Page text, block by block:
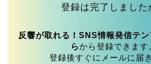
登録は完了しました
反響が取れる！SNS情報発信テ
らから登録できます
登録後すぐにメールに届